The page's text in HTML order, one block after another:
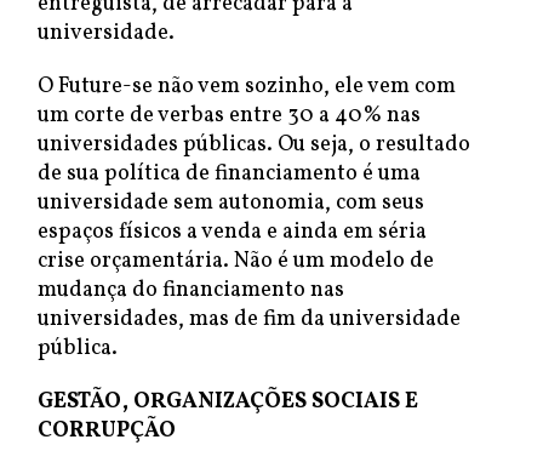
universidade.
O Future-se não vem sozinho, ele vem com
um corte de verbas entre 30 a 40% nas
universidades públicas. Ou seja, o resultado
de sua política de financiamento é uma
universidade sem autonomia, com seus
espaços físicos a venda e ainda em séria
crise orçamentária. Não é um modelo de
mudança do financiamento nas
universidades, mas de fim da universidade
pública.
GESTÃO, ORGANIZAÇÕES SOCIAIS E
CORRUPÇÃO